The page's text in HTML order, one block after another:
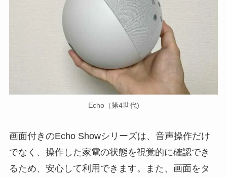
Echo（第4世代)
画面付きのEcho Showシリーズは、音声操作だけ
でなく、操作した家電の状態を視覚的に確認でき
るため、安心して利用できます。また、画面をタ